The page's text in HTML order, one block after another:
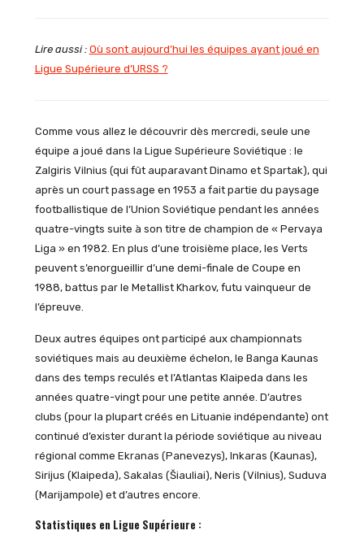
Lire aussi : Où sont aujourd’hui les équipes ayant joué en
Ligue Supérieure d’URSS ?
Comme vous allez le découvrir dès mercredi, seule une
équipe a joué dans la Ligue Supérieure Soviétique : le
Zalgiris Vilnius (qui fût auparavant Dinamo et Spartak), qui
après un court passage en 1953 a fait partie du paysage
footballistique de l’Union Soviétique pendant les années
quatre-vingts suite à son titre de champion de « Pervaya
Liga » en 1982. En plus d’une troisième place, les Verts
peuvent s’enorgueillir d’une demi-finale de Coupe en
1988, battus par le Metallist Kharkov, futu vainqueur de
l’épreuve.
Deux autres équipes ont participé aux championnats
soviétiques mais au deuxième échelon, le Banga Kaunas
dans des temps reculés et l’Atlantas Klaipeda dans les
années quatre-vingt pour une petite année. D’autres
clubs (pour la plupart créés en Lituanie indépendante) ont
continué d’exister durant la période soviétique au niveau
régional comme Ekranas (Panevezys), Inkaras (Kaunas),
Sirijus (Klaipeda), Sakalas (Šiauliai), Neris (Vilnius), Suduva
(Marijampole) et d’autres encore.
Statistiques en Ligue Supérieure :